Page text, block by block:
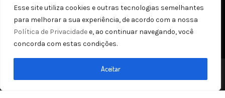
Esse site utiliza cookies e outras tecnologias semelhantes
para melhorar a sua experiência, de acordo com a nossa
Política de Privacidadee, ao continuar navegando, você
concorda com estas condições.
Aceitar
REDES SOCIAIS